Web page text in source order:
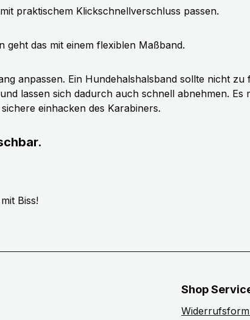
praktischem Klickschnellverschluss passen.
geht das mit einem flexiblen Maßband.
anpassen. Ein Hundehalshalsband sollte nicht
lassen sich dadurch auch schnell abnehmen. Es
einhacken des Karabiners.
Biss!
Shop